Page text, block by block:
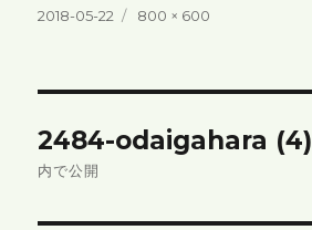
投
2018-05-22
フ
800 × 600
稿
2484-odaigahara (4)
内で公開